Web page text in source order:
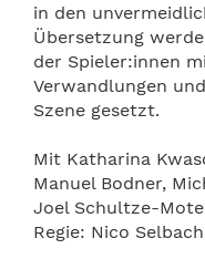
in den
Übersetzung
der Spieler:innen
Verwandlungen
Szene gesetzt.
Mit Katharina
Manuel Bodner,
Joel Schultze-
Regie: Nico Selbach